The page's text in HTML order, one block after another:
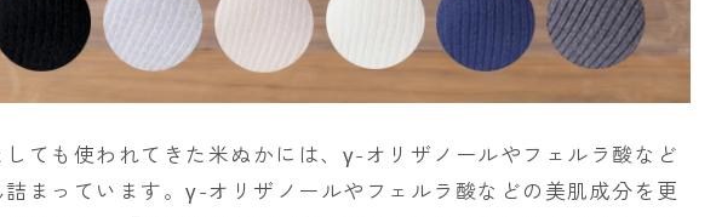
ても使われてきた米ぬかには、γ-オリザノールやフェルラ酸など
まっています。γ-オリザノールやフェルラ酸などの美肌成分を更